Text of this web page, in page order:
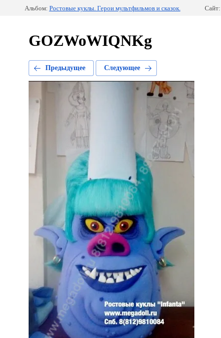
Альбом: Ростовые куклы. Герои мультфильмов и сказок. Сайт:
GOZWoWIQNKg
Предыдущее Следующее